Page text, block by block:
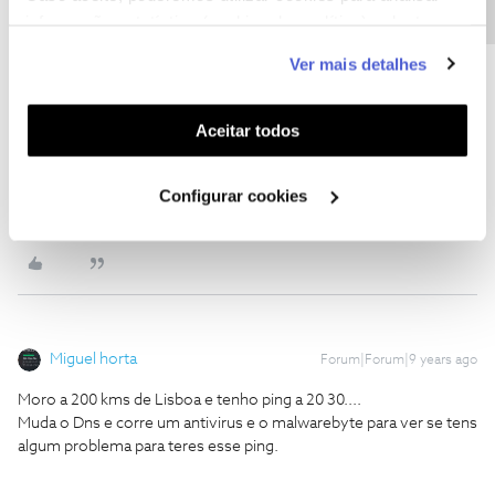
funcionalidades (cookies de personalização e
funcionalidade) e adaptar anúncios aos seus interesses
(cookies de publicidade personalizada). Pode gerir a
utilização dos cookies clicando em "Configurar
Ver mais detalhes
Aceitar todos
Configurar cookies
Miguel horta Forum|Forum|9 years ago
Moro a 200 kms de Lisboa e tenho ping a 20 30....
Muda o Dns e corre um antivirus e o malwarebyte para ver se tens
algum problema para teres esse ping.